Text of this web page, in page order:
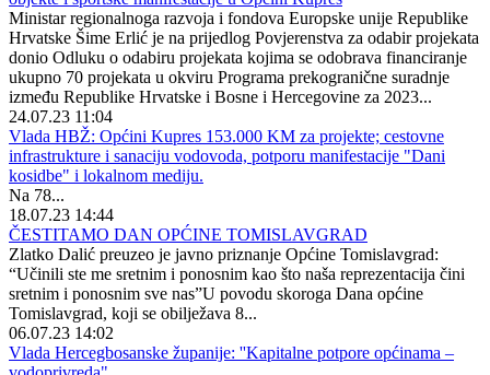
Ministar regionalnoga razvoja i fondova Europske unije Republike
Hrvatske Šime Erlić je na prijedlog Povjerenstva za odabir projekata
donio Odluku o odabiru projekata kojima se odobrava financiranje
ukupno 70 projekata u okviru Programa prekogranične suradnje
između Republike Hrvatske i Bosne i Hercegovine za 2023...
24.07.23 11:04
Vlada HBŽ: Općini Kupres 153.000 KM za projekte; cestovne
infrastrukture i sanaciju vodovoda, potporu manifestacije "Dani
kosidbe" i lokalnom mediju.
Na 78...
18.07.23 14:44
ČESTITAMO DAN OPĆINE TOMISLAVGRAD
Zlatko Dalić preuzeo je javno priznanje Općine Tomislavgrad:
“Učinili ste me sretnim i ponosnim kao što naša reprezentacija čini
sretnim i ponosnim sve nas”U povodu skoroga Dana općine
Tomislavgrad, koji se obilježava 8...
06.07.23 14:02
Vlada Hercegbosanske županije: ''Kapitalne potpore općinama –